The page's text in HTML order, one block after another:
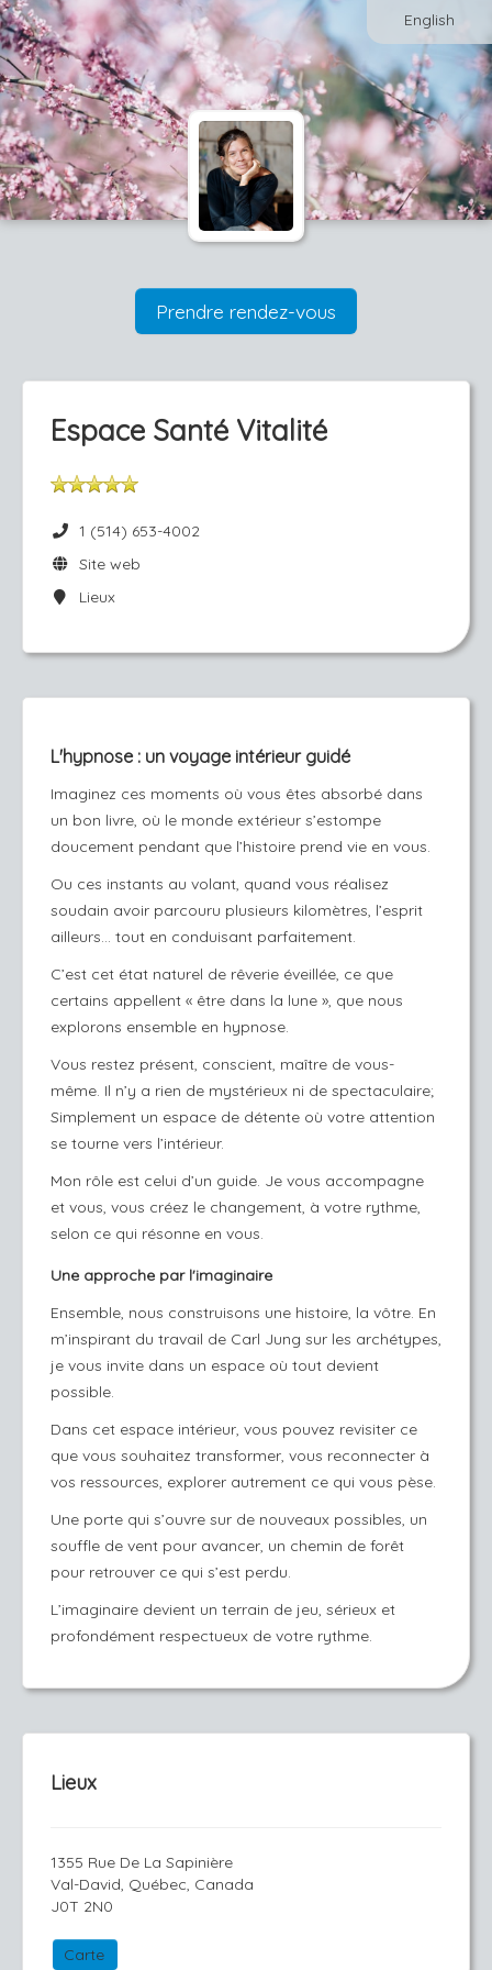
English
Prendre rendez-vous
Espace Santé Vitalité
1 (514) 653-4002
Site web
Lieux
L'hypnose : un voyage intérieur guidé
Imaginez ces moments où vous êtes absorbé dans
un bon livre, où le monde extérieur s’estompe
doucement pendant que l’histoire prend vie en vous.
Ou ces instants au volant, quand vous réalisez
soudain avoir parcouru plusieurs kilomètres, l’esprit
ailleurs… tout en conduisant parfaitement.
C’est cet état naturel de rêverie éveillée, ce que
certains appellent « être dans la lune », que nous
explorons ensemble en hypnose.
Vous restez présent, conscient, maître de vous-
même. Il n’y a rien de mystérieux ni de spectaculaire;
Simplement un espace de détente où votre attention
se tourne vers l’intérieur.
Mon rôle est celui d’un guide. Je vous accompagne
et vous, vous créez le changement, à votre rythme,
selon ce qui résonne en vous.
Une approche par l'imaginaire
Ensemble, nous construisons une histoire, la vôtre. En
m’inspirant du travail de Carl Jung sur les archétypes,
je vous invite dans un espace où tout devient
possible.
Dans cet espace intérieur, vous pouvez revisiter ce
que vous souhaitez transformer, vous reconnecter à
vos ressources, explorer autrement ce qui vous pèse.
Une porte qui s’ouvre sur de nouveaux possibles, un
souffle de vent pour avancer, un chemin de forêt
pour retrouver ce qui s’est perdu.
L’imaginaire devient un terrain de jeu, sérieux et
profondément respectueux de votre rythme.
Lieux
1355 Rue De La Sapinière
Val-David, Québec, Canada
J0T 2N0
Carte